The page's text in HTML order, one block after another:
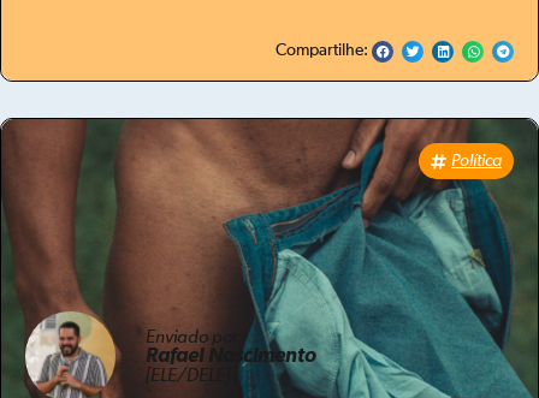
Compartilhe:
Política
Enviado por
Rafael Nascimento
[ELE/DELE]